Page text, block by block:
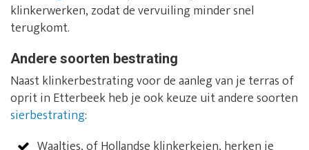
klinkerwerken, zodat de vervuiling minder snel
terugkomt.
Andere soorten bestrating
Naast klinkerbestrating voor de aanleg van je terras of
oprit in Etterbeek heb je ook keuze uit andere soorten
sierbestrating: